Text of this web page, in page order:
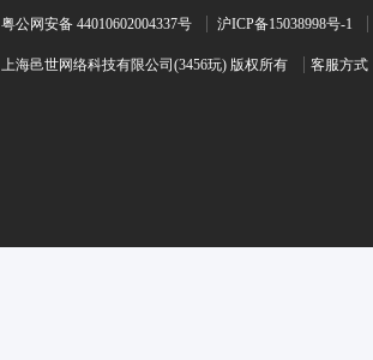
粤公网安备 44010602004337号 沪ICP备15038998号-1
上海邑世网络科技有限公司(3456玩) 版权所有 客服方式